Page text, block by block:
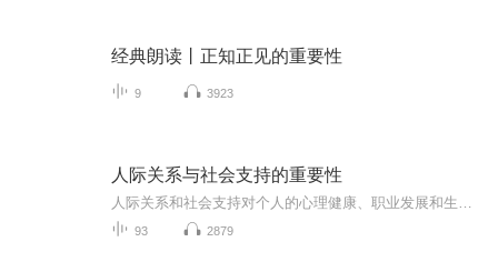
经典朗读丨正知正见的重要性
9 3923
人际关系与社会支持的重要性
93 2879